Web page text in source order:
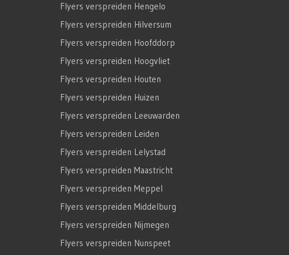
Flyers verspreiden Hengelo
Flyers verspreiden Hilversum
Flyers verspreiden Hoofddorp
Flyers verspreiden Hoogvliet
Flyers verspreiden Houten
Flyers verspreiden Huizen
Flyers verspreiden Leeuwarden
Flyers verspreiden Leiden
Flyers verspreiden Lelystad
Flyers verspreiden Maastricht
Flyers verspreiden Meppel
Flyers verspreiden Middelburg
Flyers verspreiden Nijmegen
Flyers verspreiden Nunspeet